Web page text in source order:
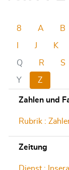
8 A B
J K
Q R S
Y Z
Zahlen und
Rubrik :
Zeitung